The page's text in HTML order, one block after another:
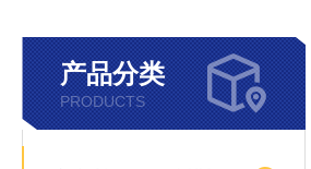
产品分类
PRODUCTS